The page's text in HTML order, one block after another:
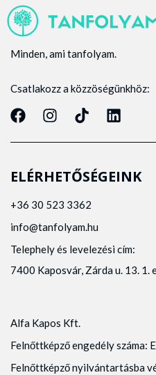
Minden, ami tanfolyam.
Csatlakozz a közzöségünkhöz:
ELÉRHETŐSÉGEINK
+36 30 523 3362
info@tanfolyam.hu
Telephely és levelezési cím:
7400 Kaposvár, Zárda u. 13. 1.
Alfa Kapos Kft.
Felnőttképző engedély
Felnőttképző nyilvántartásba